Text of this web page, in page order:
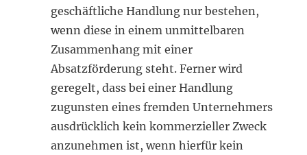
geschäftliche Handlung nur bestehen,
wenn diese in einem unmittelbaren
Zusammenhang mit einer
Absatzförderung steht. Ferner wird
geregelt, dass bei einer Handlung
zugunsten eines fremden Unternehmers
ausdrücklich kein kommerzieller Zweck
anzunehmen ist, wenn hierfür kein